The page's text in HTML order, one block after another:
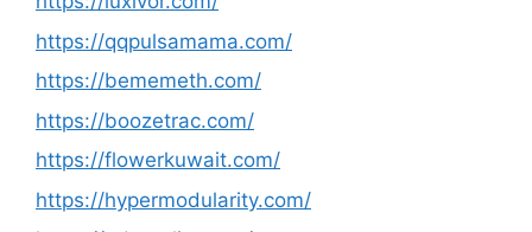
https://qqpulsamama.com/
https://bememeth.com/
https://boozetrac.com/
https://flowerkuwait.com/
https://hypermodularity.com/